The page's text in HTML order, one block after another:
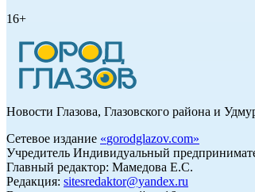
16+
Новости Глазова, Глазовского района и
Сетевое издание «gorodglazov.com»
Учредитель Индивидуальный
Главный редактор: Мамедова Е.С.
Редакция: sitesredaktor@yandex.ru